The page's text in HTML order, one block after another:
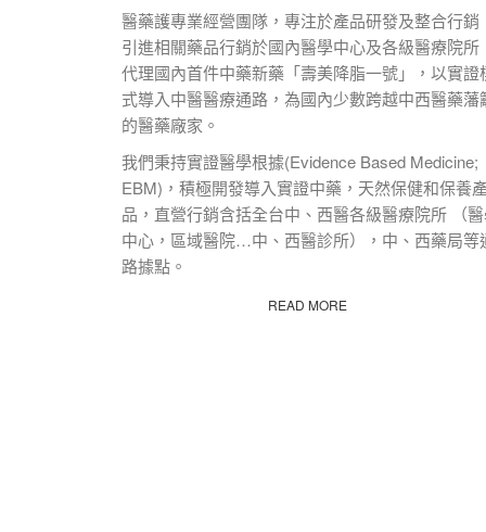
醫藥護專業經營團隊，專注於產品研發及整合行銷
引進相關藥品行銷於國內醫學中心及各級醫療院所
代理國內首件中藥新藥「壽美降脂一號」，以實證
式導入中醫醫療通路，為國內少數跨越中西醫藥藩
的醫藥廠家。
我們秉持實證醫學根據(Evidence Based Medicine;
EBM)，積極開發導入實證中藥，天然保健和保養
品，直營行銷含括全台中、西醫各級醫療院所 （
中心，區域醫院…中、西醫診所），中、西藥局等
路據點。
READ MORE